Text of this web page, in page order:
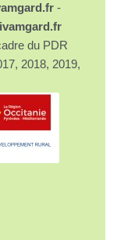
-
du PDR
2018, 2019,